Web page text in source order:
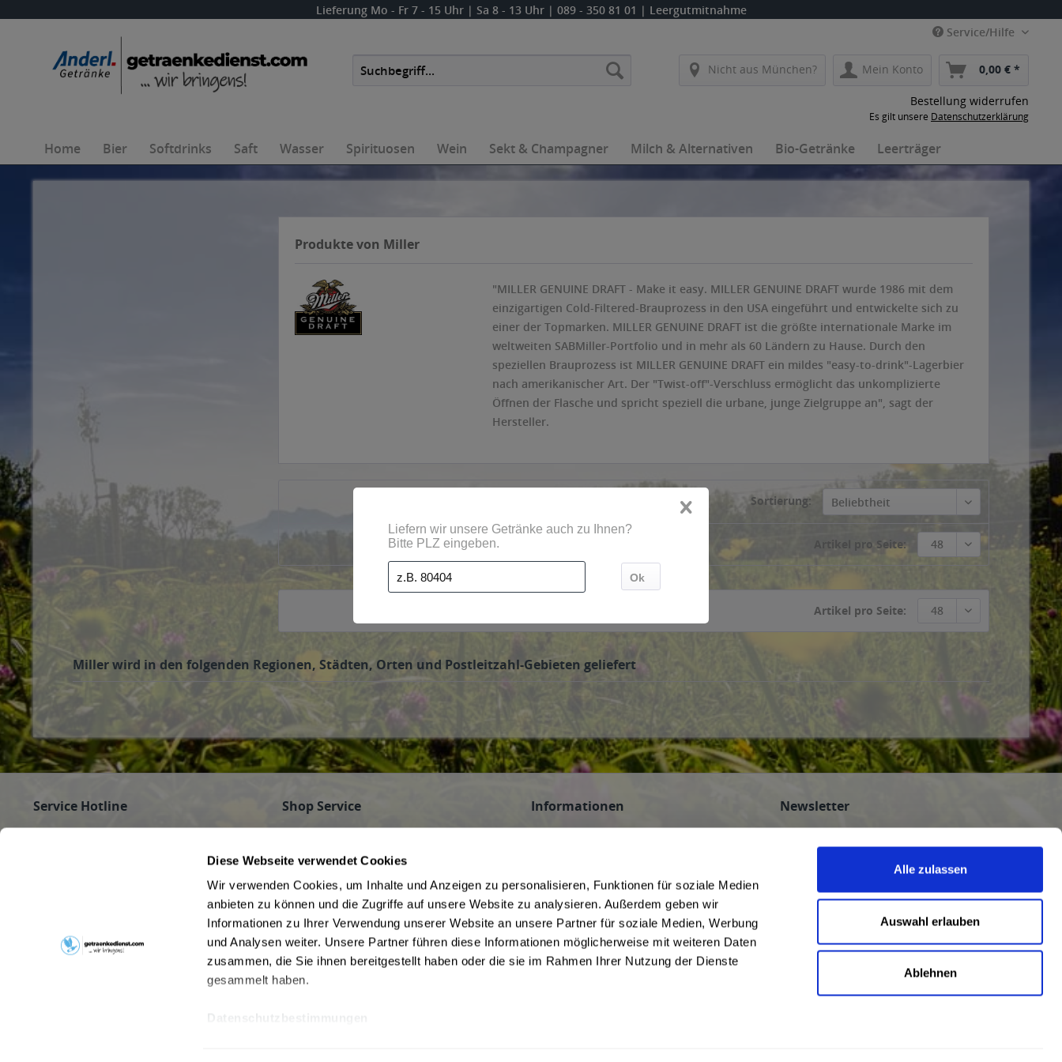
Diese Webseite verwendet Cookies
Wir verwenden Cookies, um Inhalte und Anzeigen zu personalisieren, Funktionen für soziale Medien
anbieten zu können und die Zugriffe auf unsere Website zu analysieren. Außerdem geben wir
Informationen zu Ihrer Verwendung unserer Website an unsere Partner für soziale Medien, Werbung
und Analysen weiter. Unsere Partner führen diese Informationen möglicherweise mit weiteren Daten
zusammen, die Sie ihnen bereitgestellt haben oder die sie im Rahmen Ihrer Nutzung der Dienste
gesammelt haben.
Alle zulassen
Auswahl erlauben
Ablehnen
Lieferung Mo - Fr 7 - 15 Uhr | Sa 8 - 13 Uhr | 089 - 350 81 01 | Leergutmitnahme
Service/Hilfe
Nicht aus München? Mein Konto 0,00 € *
Bestellung widerrufen
Es gilt unsere Datenschutzerklärung
Home Bier Softdrinks Saft Wasser Spirituosen Wein Sekt & Champagner Milch & Alternativen Bio-Getränke Leerträger
Produkte von Miller
"MILLER GENUINE DRAFT - Make it easy. MILLER GENUINE DRAFT wurde 1986 mit dem
einzigartigen Cold-Filtered-Brauprozess in den USA eingeführt und entwickelte sich zu
einer der Topmarken. MILLER GENUINE DRAFT ist die größte internationale Marke im
weltweiten SABMiller-Portfolio und in mehr als 60 Ländern zu Hause. Durch den
speziellen Brauprozess ist MILLER GENUINE DRAFT ein mildes "easy-to-drink"-Lagerbier
nach amerikanischer Art. Der "Twist-off"-Verschluss ermöglicht das unkomplizierte
Öffnen der Flasche und spricht speziell die urbane, junge Zielgruppe an", sagt der
Hersteller.
Sortierung: Beliebtheit
Artikel pro Seite: 48
Artikel pro Seite: 48
Miller wird in den folgenden Regionen, Städten, Orten und Postleitzahl-Gebieten geliefert
Service Hotline
Haben Sie Fragen zu Ihrer Bestellung?
089/350 81 01
Shop Service
Firmenkunden
Jobs
Pfandrückgabe
Kontakt
Getränke auf Kommission
Beverage Delivery Service in Munich
Informationen
AGB des Lieferanten
Widerrufsbelehrung des Lieferanten
Liefer- und Zahlungsbedingungen
Newsletter
Abonnieren Sie den kostenlosen
getraenkedienst.com-Newsletter und
verpassen Sie keine Neuigkeit oder Aktion.